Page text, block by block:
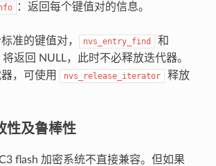
：返回每个键值对的信息。
准的键值对， nvs_entry_find 和
将返回 NULL，此时不必释放迭代器。
，可使用
nvs_release_iterator
释放
性及鲁棒性
flash 加密系统不直接兼容。但如果